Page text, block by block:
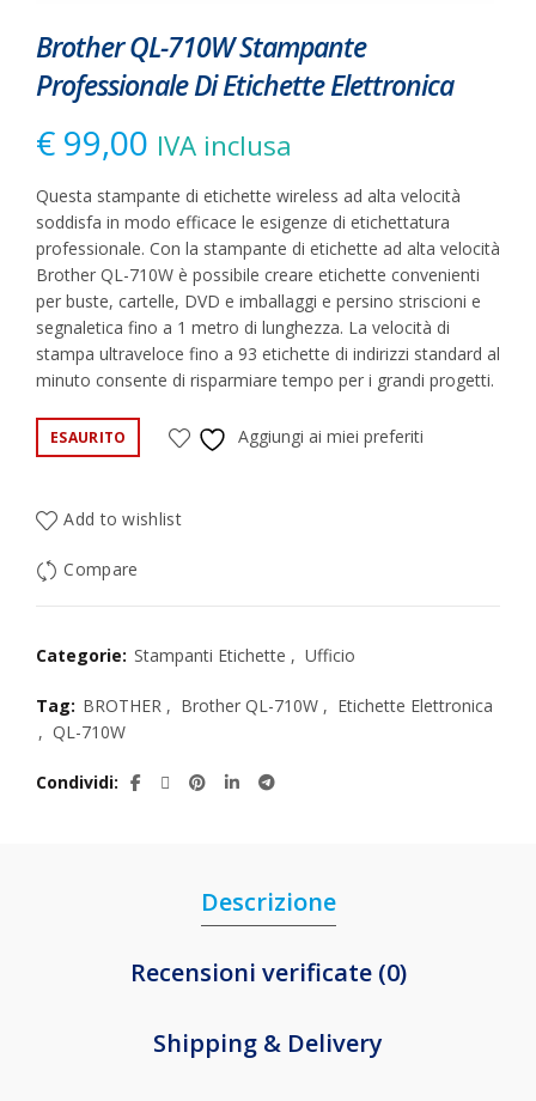
Brother QL-710W Stampante
Professionale Di Etichette Elettronica
€ 99,00 IVA inclusa
Questa stampante di etichette wireless ad alta velocità
soddisfa in modo efficace le esigenze di etichettatura
professionale. Con la stampante di etichette ad alta velocità
Brother QL-710W è possibile creare etichette convenienti
per buste, cartelle, DVD e imballaggi e persino striscioni e
segnaletica fino a 1 metro di lunghezza. La velocità di
stampa ultraveloce fino a 93 etichette di indirizzi standard al
minuto consente di risparmiare tempo per i grandi progetti.
ESAURITO Aggiungi ai miei preferiti
Add to wishlist
Compare
Categorie: Stampanti Etichette , Ufficio
Tag: BROTHER , Brother QL-710W , Etichette Elettronica
, QL-710W
Condividi
Descrizione
Recensioni verificate (0)
Shipping & Delivery